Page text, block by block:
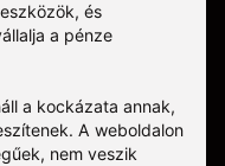
és
a pénze
a kockázata annak,
A weboldalon
nem veszik